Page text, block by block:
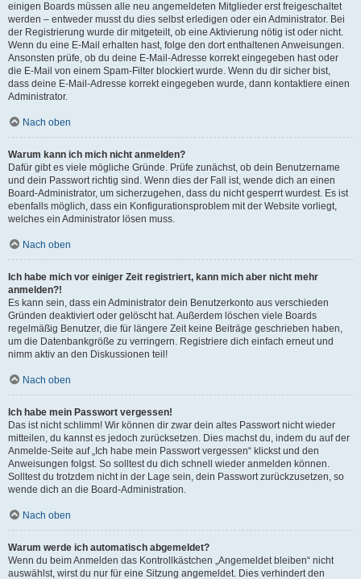
einigen Boards müssen alle neu angemeldeten Mitglieder erst freigeschaltet
werden – entweder musst du dies selbst erledigen oder ein Administrator. Bei
der Registrierung wurde dir mitgeteilt, ob eine Aktivierung nötig ist oder nicht.
Wenn du eine E-Mail erhalten hast, folge den dort enthaltenen Anweisungen.
Ansonsten prüfe, ob du deine E-Mail-Adresse korrekt eingegeben hast oder
die E-Mail von einem Spam-Filter blockiert wurde. Wenn du dir sicher bist,
dass deine E-Mail-Adresse korrekt eingegeben wurde, dann kontaktiere einen
Administrator.
Nach oben
Warum kann ich mich nicht anmelden?
Dafür gibt es viele mögliche Gründe. Prüfe zunächst, ob dein Benutzername
und dein Passwort richtig sind. Wenn dies der Fall ist, wende dich an einen
Board-Administrator, um sicherzugehen, dass du nicht gesperrt wurdest. Es ist
ebenfalls möglich, dass ein Konfigurationsproblem mit der Website vorliegt,
welches ein Administrator lösen muss.
Nach oben
Ich habe mich vor einiger Zeit registriert, kann mich aber nicht mehr
anmelden?!
Es kann sein, dass ein Administrator dein Benutzerkonto aus verschieden
Gründen deaktiviert oder gelöscht hat. Außerdem löschen viele Boards
regelmäßig Benutzer, die für längere Zeit keine Beiträge geschrieben haben,
um die Datenbankgröße zu verringern. Registriere dich einfach erneut und
nimm aktiv an den Diskussionen teil!
Nach oben
Ich habe mein Passwort vergessen!
Das ist nicht schlimm! Wir können dir zwar dein altes Passwort nicht wieder
mitteilen, du kannst es jedoch zurücksetzen. Dies machst du, indem du auf der
Anmelde-Seite auf „Ich habe mein Passwort vergessen“ klickst und den
Anweisungen folgst. So solltest du dich schnell wieder anmelden können.
Solltest du trotzdem nicht in der Lage sein, dein Passwort zurückzusetzen, so
wende dich an die Board-Administration.
Nach oben
Warum werde ich automatisch abgemeldet?
Wenn du beim Anmelden das Kontrollkästchen „Angemeldet bleiben“ nicht
auswählst, wirst du nur für eine Sitzung angemeldet. Dies verhindert den